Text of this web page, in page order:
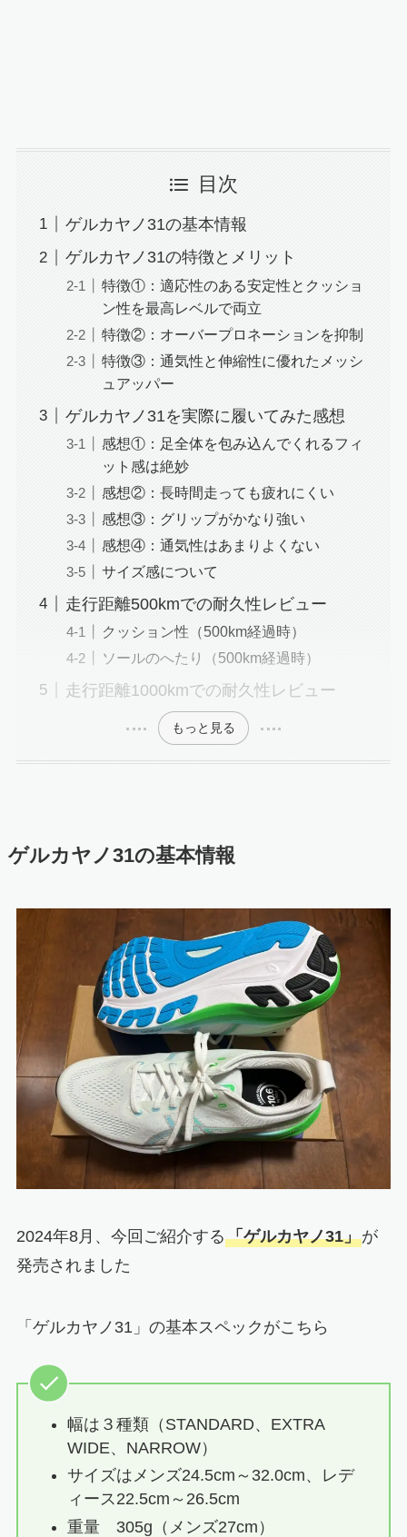
目次
ゲルカヤノ31の基本情報
ゲルカヤノ31の特徴とメリット
特徴①：適応性のある安定性とクッショ
ン性を最高レベルで両立
特徴②：オーバープロネーションを抑制
特徴③：通気性と伸縮性に優れたメッシ
ュアッパー
ゲルカヤノ31を実際に履いてみた感想
感想①：足全体を包み込んでくれるフィ
ット感は絶妙
感想②：長時間走っても疲れにくい
感想③：グリップがかなり強い
感想④：通気性はあまりよくない
サイズ感について
走行距離500kmでの耐久性レビュー
クッション性（500km経過時）
ソールのへたり（500km経過時）
走行距離1000kmでの耐久性レビュー
もっと見る
ゲルカヤノ31の基本情報
2024年8月、今回ご紹介する「ゲルカヤノ31」が
発売されました
「 ゲルカヤノ31 」の基本スペックがこちら
幅は３種類（STANDARD、EXTRA
WIDE、NARROW）
サイズはメンズ24.5cm～32.0cm、レデ
ィース22.5cm～26.5cm
重量 305g（メンズ27cm）